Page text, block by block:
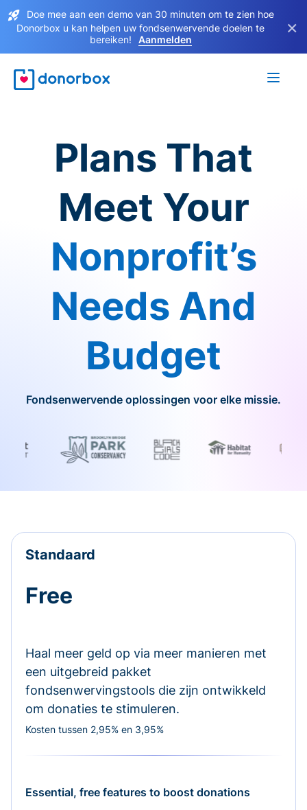
Doe mee aan een demo van 30 minuten om te zien hoe
Donorbox u kan helpen uw fondsenwervende doelen te
bereiken!
Aanmelden
×
Plans That
Meet Your
Nonprofit’s
Needs And
Budget
Fondsenwervende oplossingen voor elke missie.
Standaard
Free
Haal meer geld op via meer manieren met
een uitgebreid pakket
fondsenwervingstools die zijn ontwikkeld
om donaties te stimuleren.
Kosten tussen 2,95% en 3,95%
Essential, free features to boost donations